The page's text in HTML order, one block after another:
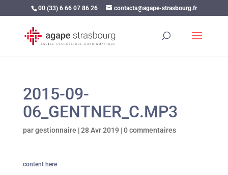
00 (33) 6 66 07 86 26 contacts@agape-strasbourg.fr
2015-09-
06_GENTNER_C.MP3
pargestionnaire |28 Avr 2019 |0 commentaires
content here